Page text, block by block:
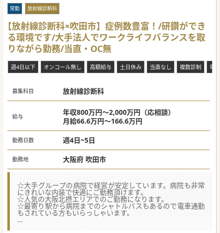
常勤 放射線診断科
【放射線診断科×吹田市】症例数豊富！/研鑽ができ
る環境です/大手法人でワークライフバランスを取
りながら勤務/当直・OC無
週4日以下 オンコール無し 高額給与 土日休み 当直なし 複数診制 電
募集科目 放射線診断科
給与
年収800万円～2,000万円（応相談）
月給66.6万円～166.6万円
勤務日数 週4日~5日
勤務地 大阪府 吹田市
☆大手グループの病院で経営が安定しています。病院も非常
にきれいな内装で快適にご勤務頂けます。
☆人気の大阪北摂エリアでのご勤務になります。
☆最寄り駅から病院までのシャトルバスもあるので電車通勤
もされている方もいらっしゃいます。